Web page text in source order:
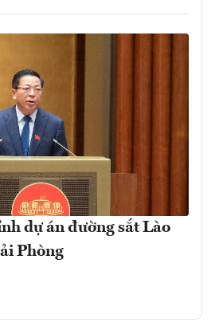
dự án đường sắt Lào
Phòng